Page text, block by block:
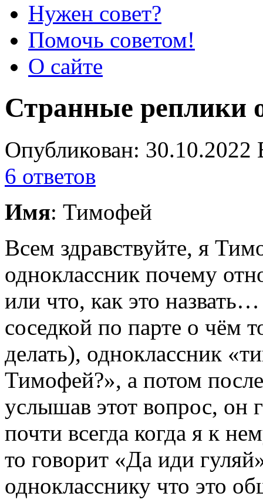
Нужен совет?
Помочь советом!
О сайте
Странные реплики
Опубликован:
6 ответов
Имя: Тимофей
Всем здравствуйте, я
одноклассник почему
или что, как это
соседкой по парте о чём
делать), одноклассник
Тимофей?», а потом
услышав этот вопрос, он
почти всегда когда я к
то говорит «Да иди
однокласснику что это